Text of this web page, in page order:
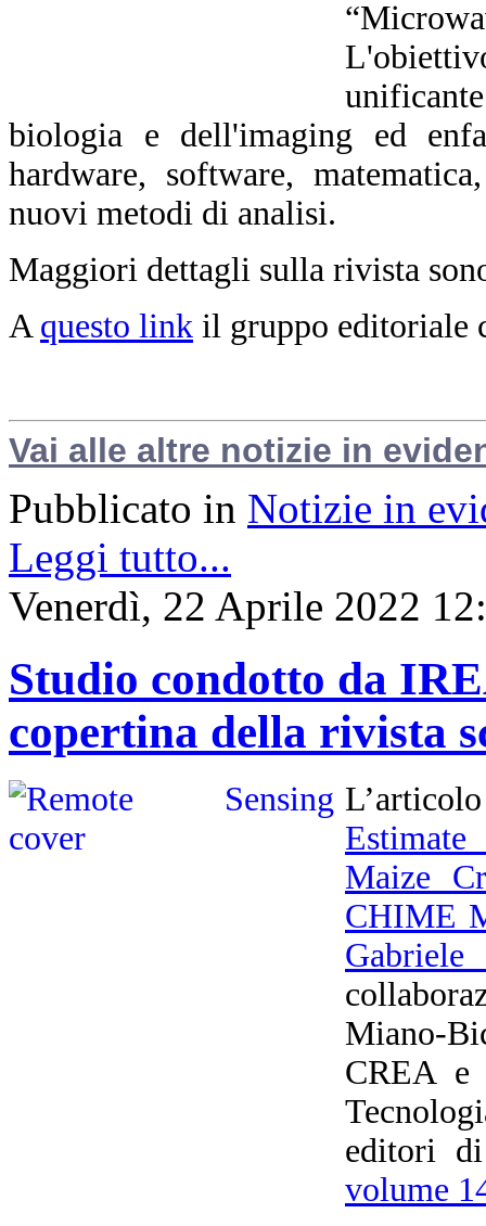
biologia e dell'imaging ed
hardware, software,
nuovi metodi di analisi.
Maggiori dettagli sulla rivista
A questo link il gruppo editoriale
Vai alle altre notizie in
Pubblicato in Notizie in
Leggi tutto...
Venerdì, 22 Aprile 2022
Studio condotto da
copertina della rivista
Maize
CHIME
Miano-
CREA e
editori
volume